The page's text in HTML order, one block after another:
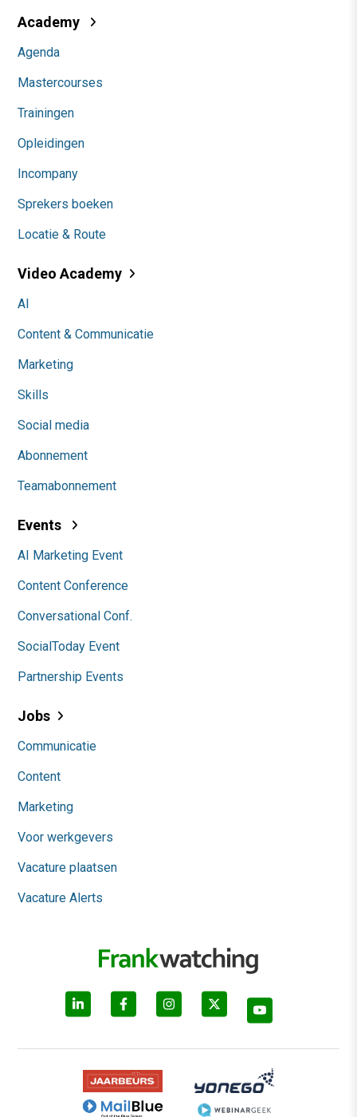
Academy
Agenda
Mastercourses
Trainingen
Opleidingen
Incompany
Sprekers boeken
Locatie & Route
Video Academy
AI
Content & Communicatie
Marketing
Skills
Social media
Abonnement
Teamabonnement
Events
AI Marketing Event
Content Conference
Conversational Conf.
SocialToday Event
Partnership Events
Jobs
Communicatie
Content
Marketing
Voor werkgevers
Vacature plaatsen
Vacature Alerts